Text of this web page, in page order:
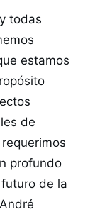
todas
estamos
de
profundo
de la